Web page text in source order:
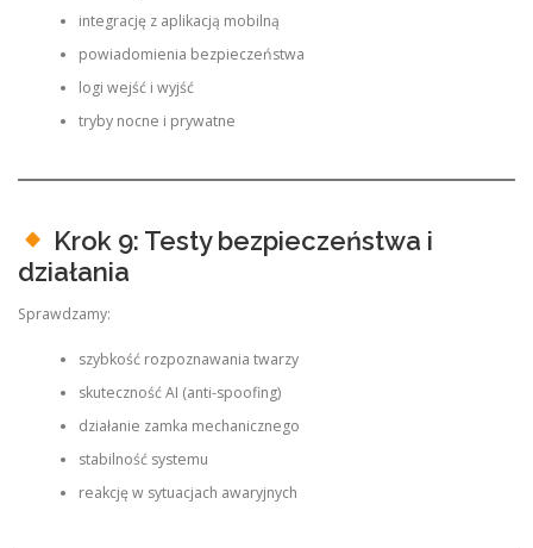
integrację z aplikacją mobilną
powiadomienia bezpieczeństwa
logi wejść i wyjść
tryby nocne i prywatne
Krok 9: Testy bezpieczeństwa i
działania
Sprawdzamy:
szybkość rozpoznawania twarzy
skuteczność AI (anti-spoofing)
działanie zamka mechanicznego
stabilność systemu
reakcję w sytuacjach awaryjnych